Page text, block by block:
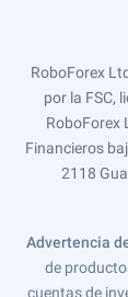
RoboForex
por la FSC,
RoboForex
Financieros
2118
Advertencia
de
cuentas de